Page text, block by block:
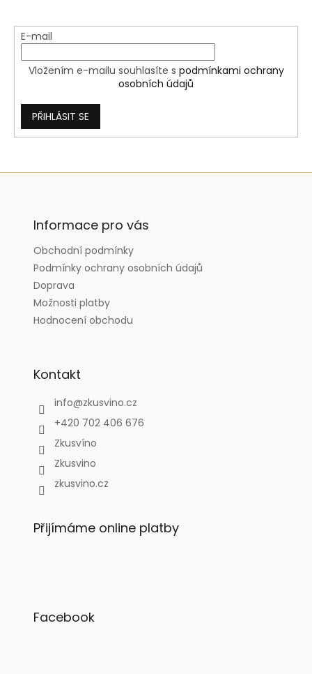
E-mail
Vložením e-mailu souhlasíte s podmínkami ochrany
osobních údajů
PŘIHLÁSIT SE
Z
Informace pro vás
Obchodní podmínky
Podmínky ochrany osobních údajů
Doprava
Možnosti platby
Hodnocení obchodu
Kontakt
info@zkusvino.cz
+420 702 406 676
Zkusvíno
Zkusvino
zkusvino.cz
Přijímáme online platby
Facebook